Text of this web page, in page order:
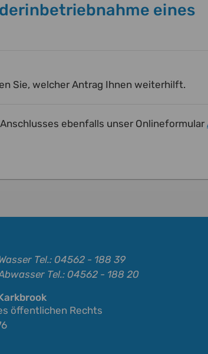
eines
Sie, welcher Antrag Ihnen weiterhilft.
ebenfalls unser Onlineformular
Tel.: 04562 - 188 39
Tel.: 04562 - 188 20
öffentlichen Rechts